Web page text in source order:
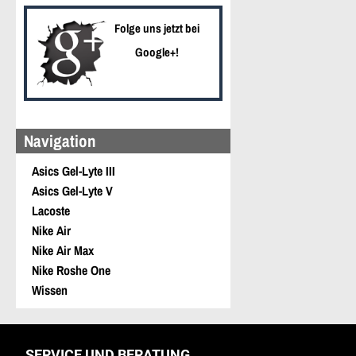
Folge uns jetzt bei
Google+!
Navigation
Asics Gel-Lyte III
Asics Gel-Lyte V
Lacoste
Nike Air
Nike Air Max
Nike Roshe One
Wissen